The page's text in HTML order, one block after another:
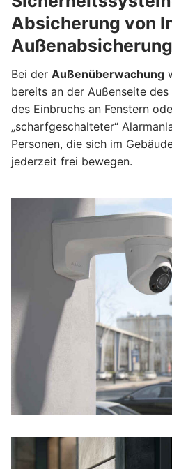
Absicherung von
Außenabsicherung
Bei der Außenüberwachung
bereits an der Außenseite
des Einbruchs an Fenstern
„scharfgeschalteter“
Personen, die sich im
jederzeit frei bewegen.